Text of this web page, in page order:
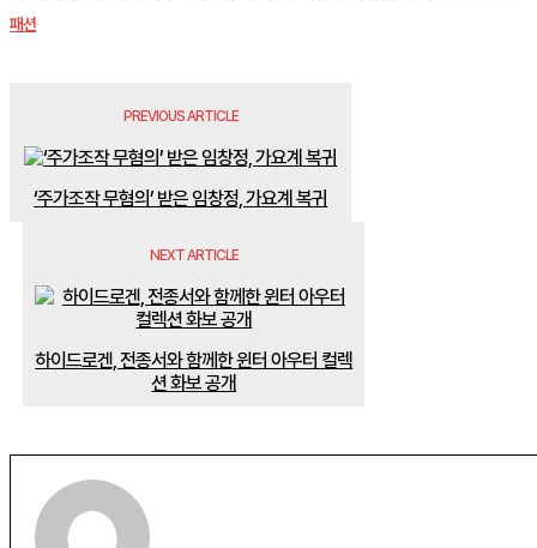
패션
PREVIOUS ARTICLE
‘주가조작 무혐의’ 받은 임창정, 가요계 복귀
NEXT ARTICLE
하이드로겐, 전종서와 함께한 윈터 아우터 컬렉
션 화보 공개